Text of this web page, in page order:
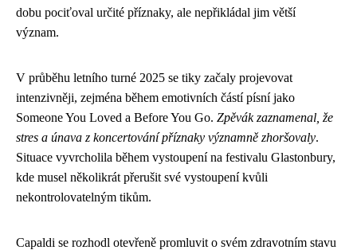
dobu pociťoval určité příznaky, ale nepřikládal jim větší
význam.
V průběhu letního turné 2025 se tiky začaly projevovat
intenzivněji, zejména během emotivních částí písní jako
Someone You Loved a Before You Go. Zpěvák zaznamenal, že
stres a únava z koncertování příznaky významně zhoršovaly.
Situace vyvrcholila během vystoupení na festivalu Glastonbury,
kde musel několikrát přerušit své vystoupení kvůli
nekontrolovatelným tikům.
Capaldi se rozhodl otevřeně promluvit o svém zdravotním stavu